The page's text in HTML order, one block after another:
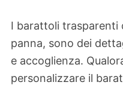
I barattoli trasparenti
panna, sono dei
e accoglienza.
personalizzare il